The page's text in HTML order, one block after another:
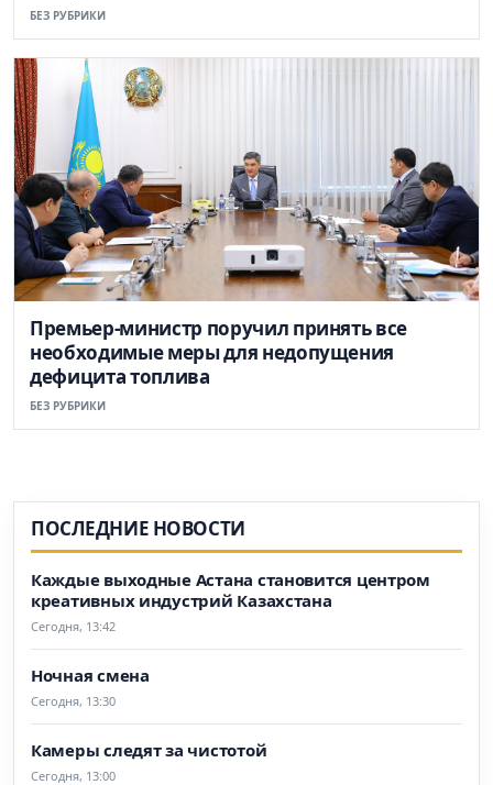
БЕЗ РУБРИКИ
Премьер-министр поручил принять все
необходимые меры для недопущения
дефицита топлива
БЕЗ РУБРИКИ
ПОСЛЕДНИЕ НОВОСТИ
Каждые выходные Астана становится центром
креативных индустрий Казахстана
Сегодня, 13:42
Ночная смена
Сегодня, 13:30
Камеры следят за чистотой
Сегодня, 13:00